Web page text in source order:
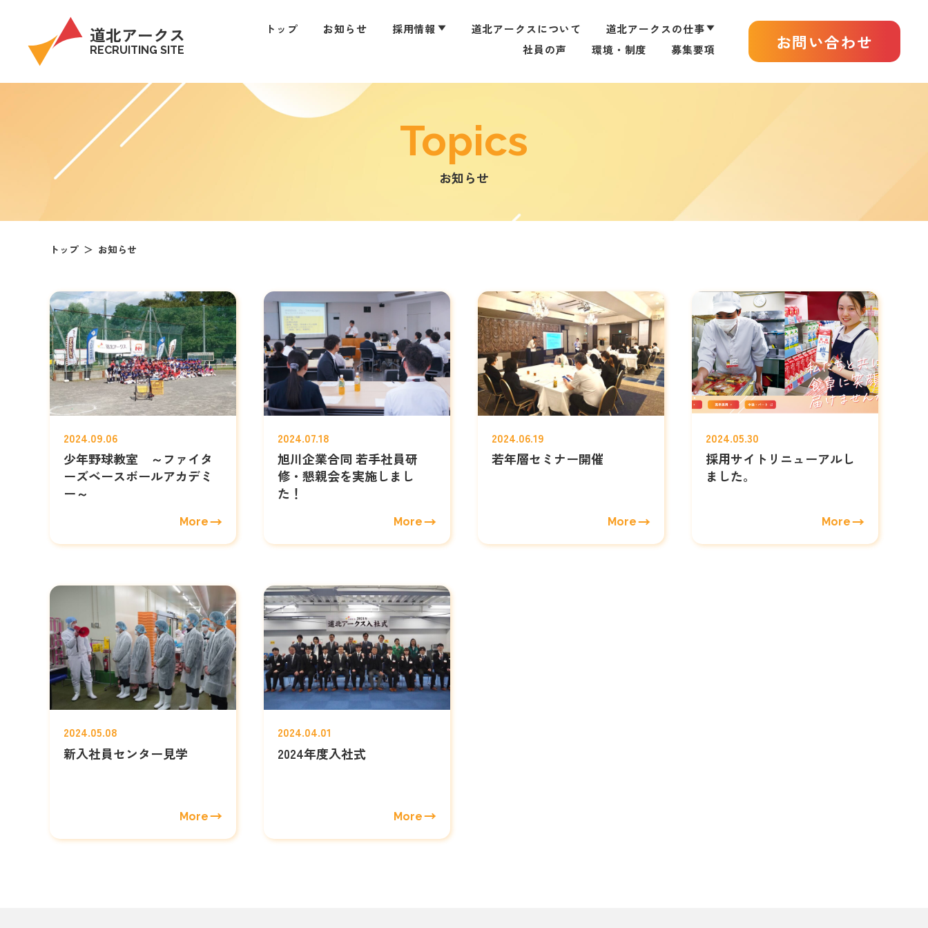
道北アークス
RECRUITING SITE
トップ お知らせ 採用情報 ▼ 道北アークスについて 道北アークスの仕事▼
部門別仕事紹介
社員の声 環境・制度 募集要項 お問い合わせ
Topics
お知らせ
トップ お知らせ
2024.09.06
少年野球教室 ～ファイタ
ーズベースボールアカデミ
ー～
More
2024.07.18
旭川企業合同 若手社員研
修・懇親会を実施しまし
た！
More
2024.06.19
若年層セミナー開催
More
2024.05.30
採用サイトリニューアルし
ました。
More
2024.05.08
新入社員センター見学
More
2024.04.01
2024年度入社式
More